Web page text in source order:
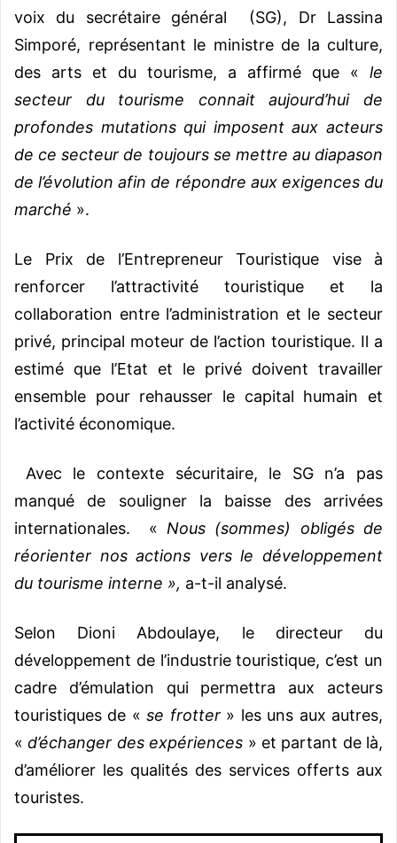
voix du secrétaire général (SG), Dr Lassina
Simporé, représentant le ministre de la culture,
des arts et du tourisme, a affirmé que « le
secteur du tourisme connait aujourd’hui de
profondes mutations qui imposent aux acteurs
de ce secteur de toujours se mettre au diapason
de l’évolution afin de répondre aux exigences du
marché ».
Le Prix de l’Entrepreneur Touristique vise à
renforcer l’attractivité touristique et la
collaboration entre l’administration et le secteur
privé, principal moteur de l’action touristique. Il a
estimé que l’Etat et le privé doivent travailler
ensemble pour rehausser le capital humain et
l’activité économique.
Avec le contexte sécuritaire, le SG n’a pas
manqué de souligner la baisse des arrivées
internationales. « Nous (sommes) obligés de
réorienter nos actions vers le développement
du tourisme interne », a-t-il analysé.
Selon Dioni Abdoulaye, le directeur du
développement de l’industrie touristique, c’est un
cadre d’émulation qui permettra aux acteurs
touristiques de «se frotter» les uns aux autres,
«d’échanger des expériences » et partant de là,
d’améliorer les qualités des services offerts aux
touristes.